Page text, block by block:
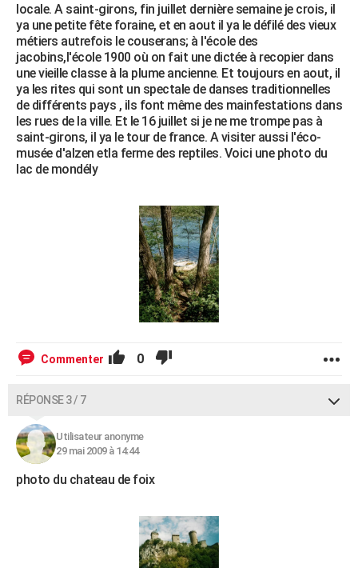
locale. A saint-girons, fin juillet dernière semaine je crois, il
ya une petite fête foraine, et en aout il ya le défilé des vieux
métiers autrefois le couserans; à l'école des
jacobins,l'école 1900 où on fait une dictée à recopier dans
une vieille classe à la plume ancienne. Et toujours en aout, il
ya les rites qui sont un spectale de danses traditionnelles
de différents pays , ils font même des mainfestations dans
les rues de la ville. Et le 16 juillet si je ne me trompe pas à
saint-girons, il ya le tour de france. A visiter aussi l'éco-
musée d'alzen etla ferme des reptiles. Voici une photo du
lac de mondély
Commenter 0
RÉPONSE 3 / 7
Utilisateur anonyme
29 mai 2009 à 14:44
photo du chateau de foix